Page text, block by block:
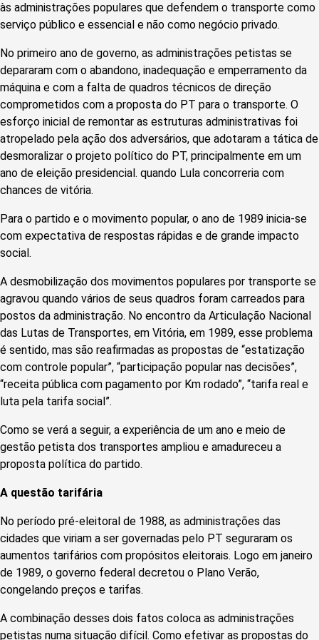
às administrações populares que defendem o transporte como
serviço público e essencial e não como negócio privado.
No primeiro ano de governo, as administrações petistas se
depararam com o abandono, inadequação e emperramento da
máquina e com a falta de quadros técnicos de direção
comprometidos com a proposta do PT para o transporte. O
esforço inicial de remontar as estruturas administrativas foi
atropelado pela ação dos adversários, que adotaram a tática de
desmoralizar o projeto político do PT, principalmente em um
ano de eleição presidencial. quando Lula concorreria com
chances de vitória.
Para o partido e o movimento popular, o ano de 1989 inicia-se
com expectativa de respostas rápidas e de grande impacto
social.
A desmobilização dos movimentos populares por transporte se
agravou quando vários de seus quadros foram carreados para
postos da administração. No encontro da Articulação Nacional
das Lutas de Transportes, em Vitória, em 1989, esse problema
é sentido, mas são reafirmadas as propostas de “estatização
com controle popular”, “participação popular nas decisões”,
“receita pública com pagamento por Km rodado”, “tarifa real e
luta pela tarifa social”.
Como se verá a seguir, a experiência de um ano e meio de
gestão petista dos transportes ampliou e amadureceu a
proposta política do partido.
A questão tarifária
No período pré-eleitoral de 1988, as administrações das
cidades que viriam a ser governadas pelo PT seguraram os
aumentos tarifários com propósitos eleitorais. Logo em janeiro
de 1989, o governo federal decretou o Plano Verão,
congelando preços e tarifas.
A combinação desses dois fatos coloca as administrações
petistas numa situação difícil. Como efetivar as propostas do